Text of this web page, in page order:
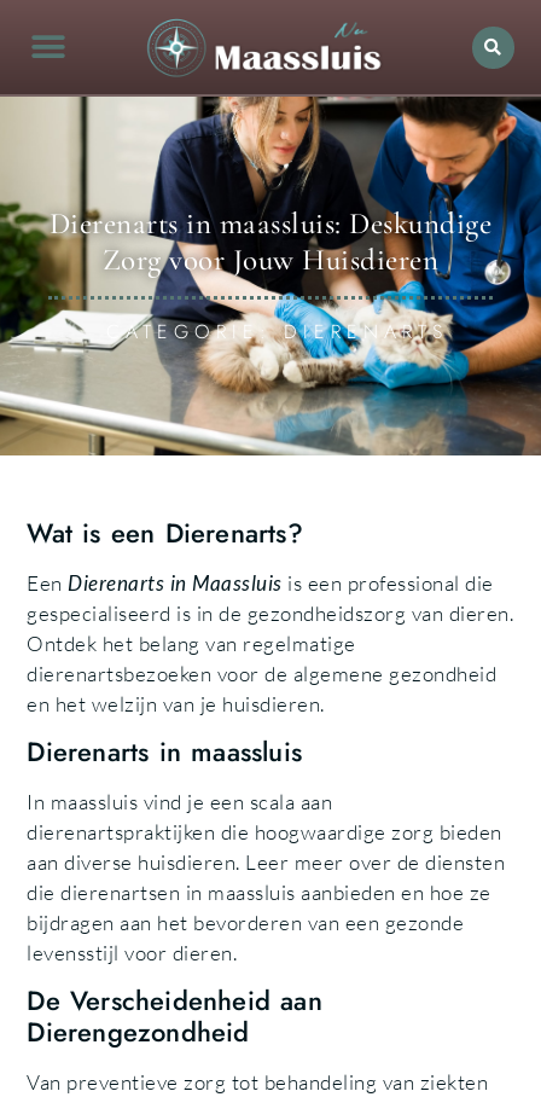
Dierenarts in maassluis: Deskundige
Zorg voor Jouw Huisdieren
CATEGORIE: DIERENARTS
Wat is een Dierenarts?
Een Dierenarts in Maassluis is een professional die
gespecialiseerd is in de gezondheidszorg van dieren.
Ontdek het belang van regelmatige
dierenartsbezoeken voor de algemene gezondheid
en het welzijn van je huisdieren.
Dierenarts in maassluis
In maassluis vind je een scala aan
dierenartspraktijken die hoogwaardige zorg bieden
aan diverse huisdieren. Leer meer over de diensten
die dierenartsen in maassluis aanbieden en hoe ze
bijdragen aan het bevorderen van een gezonde
levensstijl voor dieren.
De Verscheidenheid aan
Dierengezondheid
Van preventieve zorg tot behandeling van ziekten